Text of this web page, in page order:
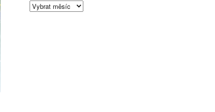
Archivy